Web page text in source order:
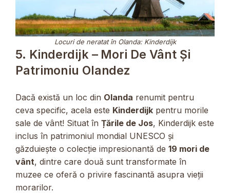
Locuri de neratat în Olanda: Kinderdijk
5. Kinderdijk – Mori De Vânt Și
Patrimoniu Olandez
Dacă există un loc din Olanda renumit pentru
ceva specific, acela este Kinderdijk pentru morile
sale de vânt! Situat în Țările de Jos, Kinderdijk este
inclus în patrimoniul mondial UNESCO și
găzduiește o colecție impresionantă de 19 mori de
vânt, dintre care două sunt transformate în
muzee ce oferă o privire fascinantă asupra vieții
morarilor.